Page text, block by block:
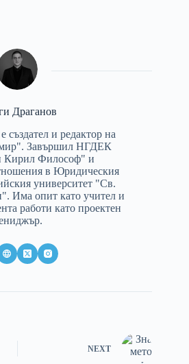
Драганов
създател и редактор на
Завършил НГДЕК
Кирил Философ" и
в Юридическия
университет "Св.
Има опит като учител и
работи като проектен
NEXT